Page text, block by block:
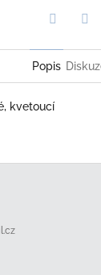
Popis
kvetoucí